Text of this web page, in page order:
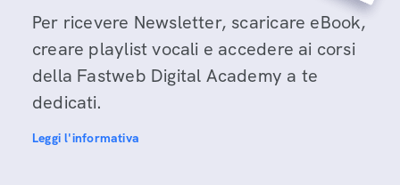
Per ricevere Newsletter, scaricare eBook,
creare playlist vocali e accedere ai corsi
della Fastweb Digital Academy a te
dedicati.
Leggi l'informativa